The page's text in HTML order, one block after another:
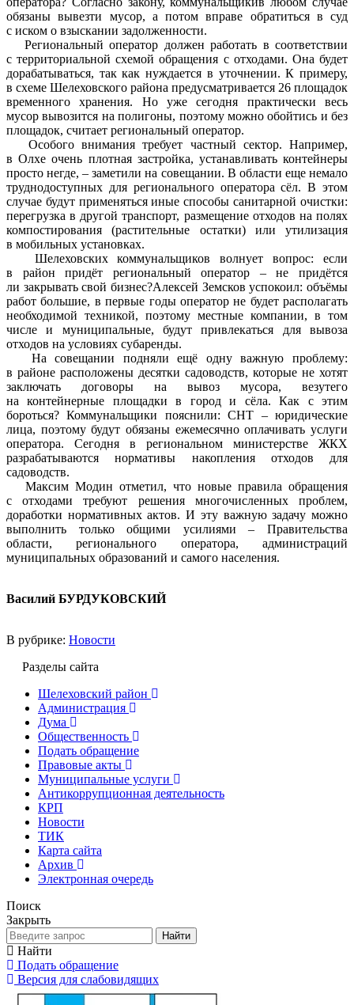
обязаны вывезти мусор, а потом вправе обратиться в суд
с иском о взыскании задолженности.
Региональный оператор должен работать в соответствии
с территориальной схемой обращения с отходами. Она будет
дорабатываться, так как нуждается в уточнении. К примеру,
в схеме Шелеховского района предусматривается 26 площадок
временного хранения. Но уже сегодня практически весь
мусор вывозится на полигоны, поэтому можно обойтись и без
площадок, считает региональный оператор.
Особого внимания требует частный сектор. Например,
в Олхе очень плотная застройка, устанавливать контейнеры
просто негде, – заметили на совещании. В области еще немало
труднодоступных для регионального оператора сёл. В этом
случае будут применяться иные способы санитарной очистки:
перегрузка в другой транспорт, размещение отходов на полях
компостирования (растительные остатки) или утилизация
в мобильных установках.
Шелеховских коммунальщиков волнует вопрос: если
в район придёт региональный оператор – не придётся
ли закрывать свой бизнес?Алексей Земсков успокоил: объёмы
работ большие, в первые годы оператор не будет располагать
необходимой техникой, поэтому местные компании, в том
числе и муниципальные, будут привлекаться для вывоза
отходов на условиях субаренды.
На совещании подняли ещё одну важную проблему:
в районе расположены десятки садоводств, которые не хотят
заключать договоры на вывоз мусора, везутего
на контейнерные площадки в город и сёла. Как с этим
бороться? Коммунальщики пояснили: СНТ – юридические
лица, поэтому будут обязаны ежемесячно оплачивать услуги
оператора. Сегодня в региональном министерстве ЖКХ
разрабатываются нормативы накопления отходов для
садоводств.
Максим Модин отметил, что новые правила обращения
с отходами требуют решения многочисленных проблем,
доработки нормативных актов. И эту важную задачу можно
выполнить только общими усилиями – Правительства
области, регионального оператора, администраций
муниципальных образований и самого населения.
Василий БУРДУКОВСКИЙ
В рубрике: Новости
Разделы сайта
Шелеховский район
Администрация
Дума
Общественность
Подать обращение
Правовые акты
Муниципальные услуги
Антикоррупционная деятельность
КРП
Новости
ТИК
Карта сайта
Архив
Электронная очередь
Поиск
Закрыть
Найти
Найти
Подать обращение
Версия для слабовидящих